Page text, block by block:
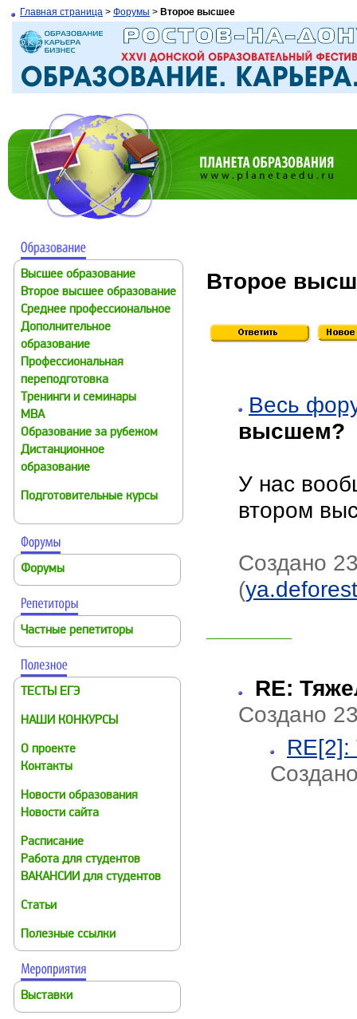
Главная страница > Форумы > Второе высшее
Высшее образование
Второе высшее образование
Среднее профессиональное
Дополнительное
образование
Профессиональная
переподготовка
Тренинги и семинары
MBA
Образование за рубежом
Дистанционное
образование
Подготовительные курсы
Форумы
Частные репетиторы
ТЕСТЫ ЕГЭ
НАШИ КОНКУРСЫ
О проекте
Контакты
Новости образования
Новости сайта
Расписание
Работа для студентов
ВАКАНСИИ для студентов
Статьи
Полезные ссылки
Выставки
Второе
Весь
высшем?
У нас
втором
Создано
(
RE:
Создано